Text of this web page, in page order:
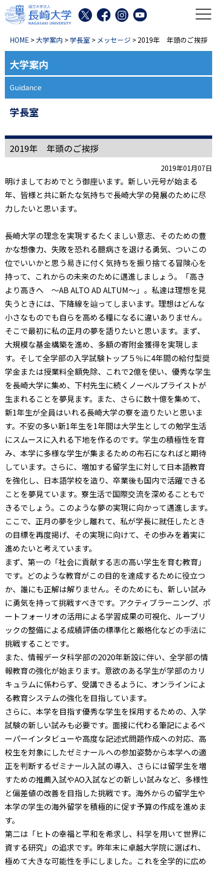
HOME >大学案内 >学長室 > メッセージ > 2019年 年頭のご挨拶
大学案内
Guidance
学長室
2019年 年頭のご挨拶
2019年01月07日
明けましておめでとう御座います。新しい元号が始まる
年、皆様と共に新たな気持ちで長崎大学の発展のために尽
力したいと思います。
長崎大学の理念を実現するたくましい意志、そのための豊
かな想像力、失敗を恐れる臆病さを退ける勇気、ついこの
位でいいかと思う易きに付く気持ちを振り捨てる冒険心を
持って、これからの未来のために邁進しましょう。「高き
より高きへ 〜AB ALTO AD ALTUM〜」。私達は理想を見
失うときには、下降線を辿ってしまいます。理想はどんな
小さなものでも自らを高める糧になるに違いありません。
そこで最初に私の正月の夢を語りたいと思います。まず、
大規模な基金構築を進め、多額の寄附金獲得を実現しま
す。そして全学部の入学試験トップ５％に4年間の給付型奨
学金または授業料全額免除、これで2億を使い、優秀な学生
を長崎大学に集め、下村先生に続くノーベルプライストが
生まれることを夢見ます。また、さらに数十億を集めて、
新1年生が全員はいれる長崎大学の寮を造りたいと思いま
す。不安の多い新1年生を1年間は大学生としての勉学生活
にスムースに入れる下地を作るのです。学生の積極性を育
み、本学に多様な学生が集まるための布石になればと期待
しています。さらに、増加する留学生に対して日本語教育
を強化し、日本語学校を造り、卒業後も国内で活躍できる
ことを夢見ています。寮生活で国際交流を深めることもで
きるでしょう。このような夢の実現に向かって邁進します。
ここで、正月の夢を少し離れて、私が学長に就任したとき
の目標を再度掲げ、その実現に向けて、その歩みを着実に
進めたいと考えています。
まず、第一の「社会に貢献する志の高い学生を育む教育」
です。どのような教育がこの目的を達成するために役立つ
か、誰にも正解は解りません。そのためにも、新しい試み
に勇気を持って挑戦すべきです。アクティブラーニング、ポ
ートフォーリオの活用による学習成果の可視化、ルーブリ
ックの整備による成績評価の標準化と厳格化などの手法に
挑戦することです。
また、情報データ科学部の2020年新設に伴い、全学部の情
報教育の強化が始まります。意欲のある学生が学部のカリ
キュラムに係わらず、受講できるように、オンラインによ
る教育システムの強化を目指しています。
さらに、本学を目指す優秀な学生を採用するための、入学
試験の新しい試みも必要です。面接に代わる筆記によるペ
ーパーインタビューや高度な記述式問題作成への対応、高
校生を対象にしたゼミナールへの参加姿勢から本学への適
正を判断するゼミナール入試の導入、さらには留学生を増
すための推薦入試やAO入試などの新しい試みなど、多様性
と偏差値の改善を目指した挑戦です。海外からの留学生や
本学の学生の海外留学を積極的に促す予算の作成を進めま
す。
第二は「ヒトの幸福と平和を希求し、科学を用いて世界に
資する研究」の追求です。昨年末に卓越大学院に選ばれ、
極めて大きな可能性を手にしました。これを全学的に広め